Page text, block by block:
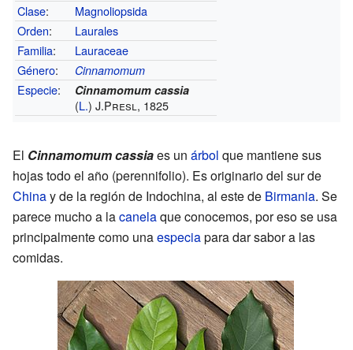
Clase:
Magnoliopsida
Orden:
Laurales
Familia:
Lauraceae
Género: Cinnamomum
Especie: Cinnamomum cassia
(L.) J.Presl, 1825
El Cinnamomum cassiaes un árbol que mantiene sus
hojas todo el año (perennifolio). Es originario del sur de
Chinay de la región de Indochina, al este de Birmania. Se
parece mucho a lacanelaque conocemos, por eso se usa
principalmente como unaespeciapara dar sabor a las
comidas.